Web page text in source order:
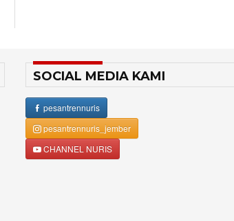
SOCIAL MEDIA KAMI
pesantrennuris
pesantrennuris_jember
CHANNEL NURIS